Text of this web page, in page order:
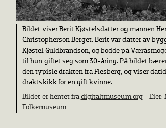
Bildet viser Berit Kjøstelsdatter og mannen
Christopherson Berget. Berit var datter av
Kjøstel Guldbrandson, og bodde på
til hun giftet seg som 30-åring. På bildet
den typisle drakten fra Flesberg, og viser
draktskikk for en gift kvinne.
Bildet er hentet fra digitaltmuseum.org - Eier:
Folkemuseum